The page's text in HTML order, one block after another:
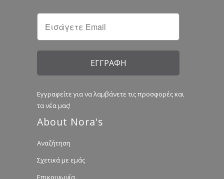
Εγγραφείτε για να λαμβάνετε τις προσφορές και
τα νέα μας!
About Nora's
Αναζήτηση
Σχετικά με εμάς
Επικοινωνία